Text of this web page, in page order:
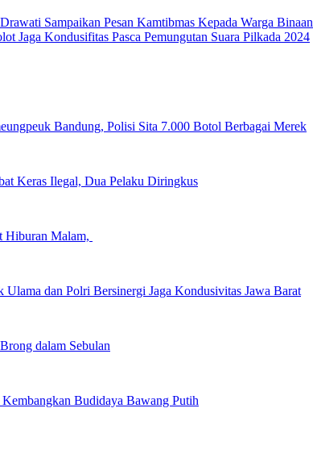
Sampaikan Pesan Kamtibmas Kepada Warga Binaan
Jaga Kondusifitas Pasca Pemungutan Suara Pilkada 2024
Bandung, Polisi Sita 7.000 Botol Berbagai Merek
Keras Ilegal, Dua Pelaku Diringkus
Hiburan Malam,
dan Polri Bersinergi Jaga Kondusivitas Jawa Barat
dalam Sebulan
Budidaya Bawang Putih